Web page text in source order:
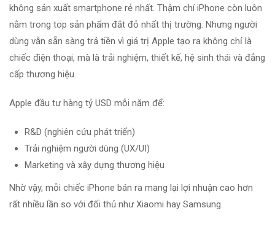
không sản xuất smartphone rẻ nhất. Thậm chí iPhone còn luôn
nằm trong top sản phẩm đắt đỏ nhất thị trường. Nhưng người
dùng vẫn sẵn sàng trả tiền vì giá trị Apple tạo ra không chỉ là
chiếc điện thoại, mà là trải nghiệm, thiết kế, hệ sinh thái và đẳng
cấp thương hiệu.
Apple đầu tư hàng tỷ USD mỗi năm để:
R&D (nghiên cứu phát triển)
Trải nghiệm người dùng (UX/UI)
Marketing và xây dựng thương hiệu
Nhờ vậy, mỗi chiếc iPhone bán ra mang lại lợi nhuận cao hơn
rất nhiều lần so với đối thủ như Xiaomi hay Samsung.